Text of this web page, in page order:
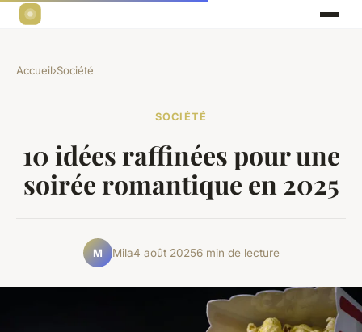
Accueil›Société
SOCIÉTÉ
10 idées raffinées pour une
soirée romantique en 2025
M Mila4 août 20256 min de lecture